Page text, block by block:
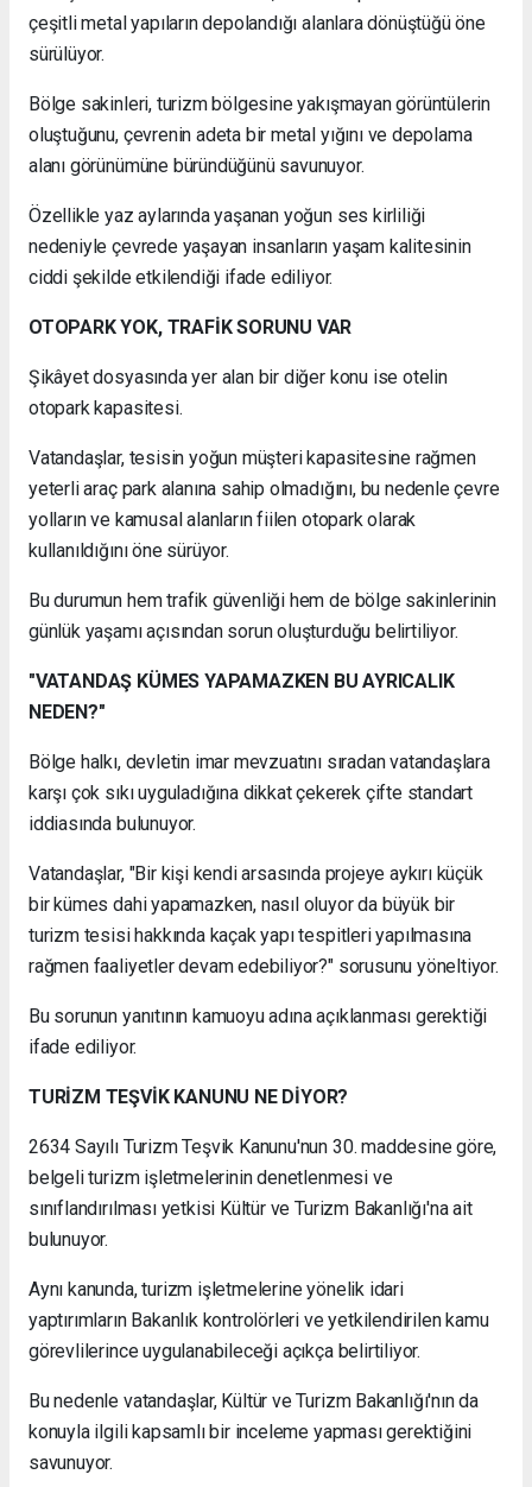
çeşitli metal yapıların depolandığı alanlara dönüştüğü öne
sürülüyor.
Bölge sakinleri, turizm bölgesine yakışmayan görüntülerin
oluştuğunu, çevrenin adeta bir metal yığını ve depolama
alanı görünümüne büründüğünü savunuyor.
Özellikle yaz aylarında yaşanan yoğun ses kirliliği
nedeniyle çevrede yaşayan insanların yaşam kalitesinin
ciddi şekilde etkilendiği ifade ediliyor.
OTOPARK YOK, TRAFİK SORUNU VAR
Şikâyet dosyasında yer alan bir diğer konu ise otelin
otopark kapasitesi.
Vatandaşlar, tesisin yoğun müşteri kapasitesine rağmen
yeterli araç park alanına sahip olmadığını, bu nedenle çevre
yolların ve kamusal alanların fiilen otopark olarak
kullanıldığını öne sürüyor.
Bu durumun hem trafik güvenliği hem de bölge sakinlerinin
günlük yaşamı açısından sorun oluşturduğu belirtiliyor.
"VATANDAŞ KÜMES YAPAMAZKEN BU AYRICALIK
NEDEN?"
Bölge halkı, devletin imar mevzuatını sıradan vatandaşlara
karşı çok sıkı uyguladığına dikkat çekerek çifte standart
iddiasında bulunuyor.
Vatandaşlar, "Bir kişi kendi arsasında projeye aykırı küçük
bir kümes dahi yapamazken, nasıl oluyor da büyük bir
turizm tesisi hakkında kaçak yapı tespitleri yapılmasına
rağmen faaliyetler devam edebiliyor?" sorusunu yöneltiyor.
Bu sorunun yanıtının kamuoyu adına açıklanması gerektiği
ifade ediliyor.
TURİZM TEŞVİK KANUNU NE DİYOR?
2634 Sayılı Turizm Teşvik Kanunu'nun 30. maddesine göre,
belgeli turizm işletmelerinin denetlenmesi ve
sınıflandırılması yetkisi Kültür ve Turizm Bakanlığı'na ait
bulunuyor.
Aynı kanunda, turizm işletmelerine yönelik idari
yaptırımların Bakanlık kontrolörleri ve yetkilendirilen kamu
görevlilerince uygulanabileceği açıkça belirtiliyor.
Bu nedenle vatandaşlar, Kültür ve Turizm Bakanlığı'nın da
konuyla ilgili kapsamlı bir inceleme yapması gerektiğini
savunuyor.